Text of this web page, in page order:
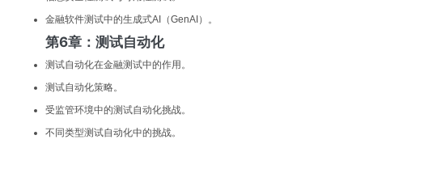
金融软件测试中的生成式AI（GenAI）。
第6章：测试自动化
测试自动化在金融测试中的作用。
测试自动化策略。
受监管环境中的测试自动化挑战。
不同类型测试自动化中的挑战。